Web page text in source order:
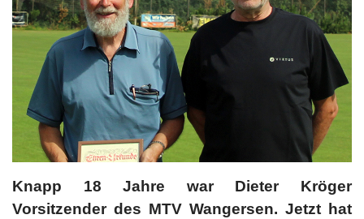
Knapp 18 Jahre war Dieter Kröger
Vorsitzender des MTV Wangersen. Jetzt hat